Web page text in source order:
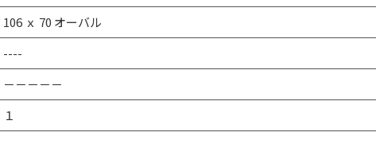
106 ｘ 70 オーバル
----
－－－－－
１